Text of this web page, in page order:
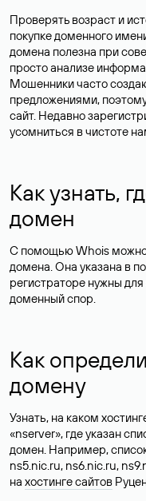
Проверять возраст и
покупке доменного
домена полезна при
просто анализе
Мошенники часто
предложениями,
сайт. Недавно
усомниться в чистоте
Как узнать,
домен
С помощью Whois можно
домена. Она указана в
регистраторе нужны
доменный спор.
Как
домену
Узнать, на каком
«nserver», где указан
домен. Например,
ns5.nic.ru, ns6.nic.ru,
на хостинге сайтов